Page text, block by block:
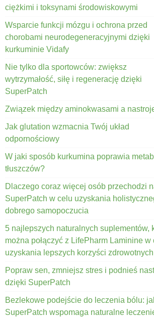
ciężkimi i toksynami środowiskowymi
Wsparcie funkcji mózgu i ochrona przed
chorobami neurodegeneracyjnymi dzięki
kurkuminie Vidafy
Nie tylko dla sportowców: zwiększ
wytrzymałość, siłę i regenerację dzięki
SuperPatch
Związek między aminokwasami a
Jak glutation wzmacnia Twój układ
odpornościowy
W jaki sposób kurkumina poprawia
tłuszczów?
Dlaczego coraz więcej osób przechodzi
SuperPatch w celu uzyskania
dobrego samopoczucia
5 najlepszych naturalnych suplementów,
można połączyć z LifePharm Laminine w
uzyskania lepszych korzyści zdrowotnych
Popraw sen, zmniejsz stres i podnieś
dzięki SuperPatch
Bezlekowe podejście do leczenia bólu:
SuperPatch wspomaga naturalne